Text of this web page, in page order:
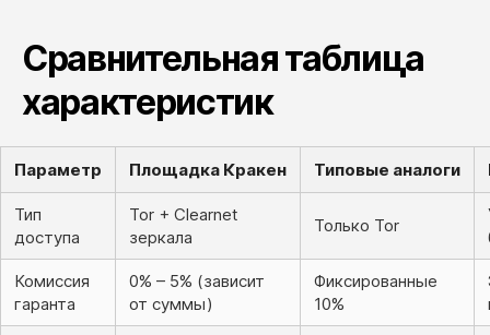
Сравнительная таблица
характеристик
Параметр Площадка Кракен Типовые аналоги
Тип
доступа
Tor + Clearnet
зеркала
Только Tor
Комиссия
гаранта
0% – 5% (зависит
от суммы)
Фиксированные
10%